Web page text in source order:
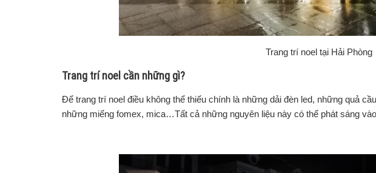
Trang trí noel tại Hải Phòng
Trang trí noel cần những gì?
Để trang trí noel điều không thể thiếu chính là những dải đèn led, những quả
những miếng fomex, mica…Tất cả những nguyên liệu này có thể phát sáng